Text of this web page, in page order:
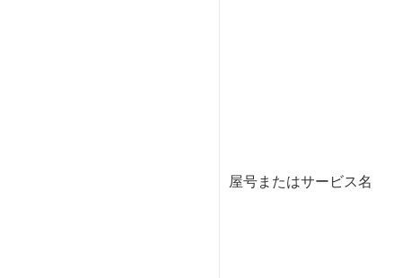
屋号またはサービス名